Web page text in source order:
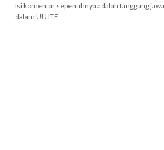
Isi komentar sepenuhnya adalah tanggung
dalam UU ITE